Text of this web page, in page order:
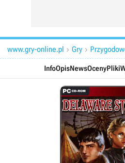
www.gry-online.pl  Gry 
InfoOpisNewsOcenyPliki